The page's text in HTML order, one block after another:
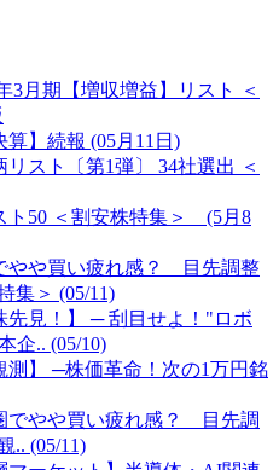
3月期【増収増益】リスト ＜
】続報 (05月11日)
スト〔第1弾〕 34社選出 ＜
ト50 ＜割安株特集＞ (5月8
やや買い疲れ感？ 目先調整
集＞ (05/11)
先見！】 ─ 刮目せよ！"ロボ
企.. (05/10)
測】 ─株価革命！次の1万円銘
でやや買い疲れ感？ 目先調
.. (05/11)